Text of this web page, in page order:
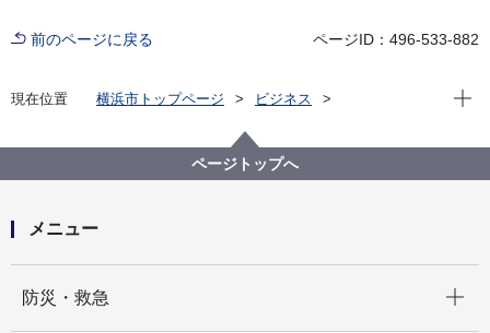
前のページに戻る ページID：496-533-882
現在位置 横浜市トップページ
ビジネス
建築関連手続・法令・許認可
建築に関する条例・規則等
横浜市建築基準法施行細則の一部改正について（意見
現在
ページトップへ
メニュー
防災・救急